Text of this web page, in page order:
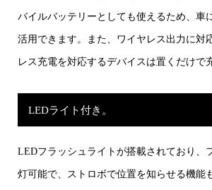
バイルバッテリーとしても使えるため、車
活用できます。また、ワイヤレス出力に対
レス充電を対応するデバイスは置くだけで
LEDライト付き。
LEDフラッシュライトが搭載されており、
灯可能で、ストロボで位置を知らせる機能